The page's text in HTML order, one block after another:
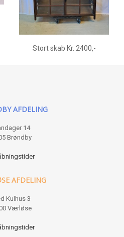
Stort skab Kr. 2400,-
AFDELING
14
Brøndby
AFDELING
Kulhus 3
Værløse